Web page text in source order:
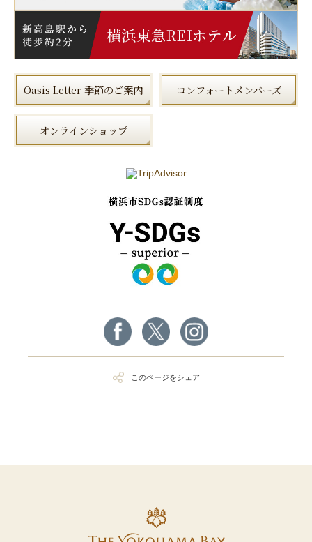
Oasis Letter 季節のご案内 コンフォートメンバーズ
オンラインショップ
このページをシェア